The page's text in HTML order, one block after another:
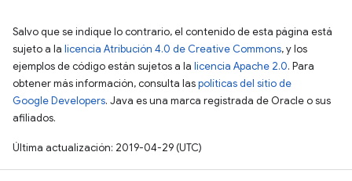
Salvo que se indique lo contrario, el contenido de esta página está
sujeto a la licencia Atribución 4.0 de Creative Commons, y los
ejemplos de código están sujetos a la licencia Apache 2.0. Para
obtener más información, consulta laspolíticas del sitio de
Google Developers. Java es una marca registrada de Oracle o sus
afiliados.
Última actualización: 2019-04-29 (UTC)